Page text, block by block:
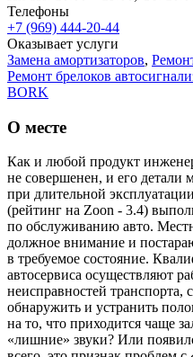
Телефоны
+7 (969) 444-20-44
Оказывает услуги
Замена амортизаторов,
Ремонт брелоков
BORK
О месте
Как и любой продукт
не совершенен, и его детали
при длительной
(рейтинг на Zoon - 3.4)
по обслуживанию авто.
должное внимание и
в требуемое состояние.
автосервиса осуществляют
неисправностей транспорта,
обнаружить и устранить
на то, что приходится чаще
«лишние» звуки? Или